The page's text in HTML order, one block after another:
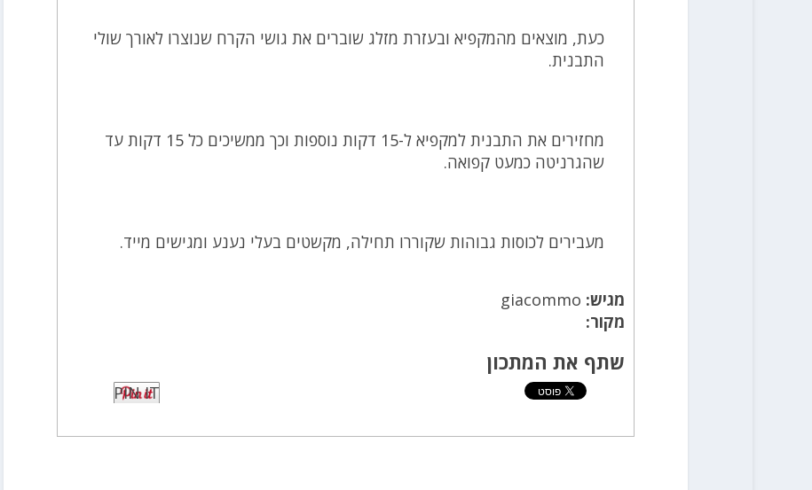
כעת, מוצאים מהמקפיא ובעזרת מזלג שוברים את גושי הקרח שנוצרו לאורך שולי
התבנית.
מחזירים את התבנית למקפיא ל-15 דקות נוספות וכך ממשיכים כל 15 דקות עד
שהגרניטה כמעט קפואה.
מעבירים לכוסות גבוהות שקוררו תחילה, מקשטים בעלי נענע ומגישים מייד.
מגיש: giacommo
מקור:
שתף את המתכון
PIN IT